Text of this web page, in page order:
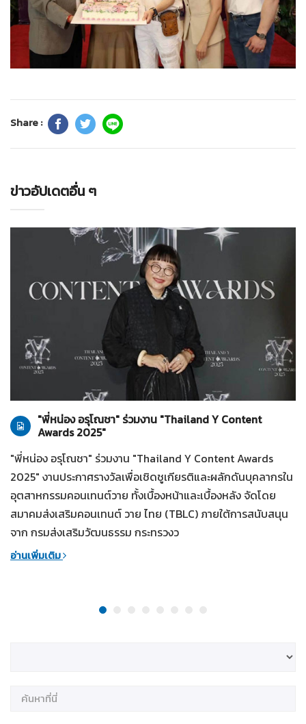
Share :
ข่าวอัปเดตอื่น ๆ
28-07-2569
"พี่หน่อง อรุโณชา" ร่วมงาน "Thailand Y Content
Awards 2025"
"พี่หน่อง อรุโณชา" ร่วมงาน "Thailand Y Content Awards
2025" งานประกาศรางวัลเพื่อเชิดชูเกียรติและผลักดันบุคลากรใน
อุตสาหกรรมคอนเทนต์วาย ทั้งเบื้องหน้าและเบื้องหลัง จัดโดย
สมาคมส่งเสริมคอนเทนต์ วาย ไทย (TBLC) ภายใต้การสนับสนุน
จาก กรมส่งเสริมวัฒนธรรม กระทรวงว
อ่านเพิ่มเติม